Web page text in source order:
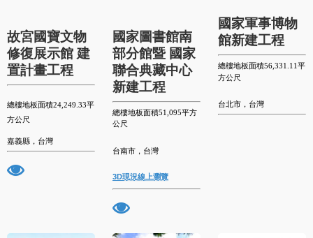
故宮國寶文物
修復展示館 建
置計畫工程
總樓地板面積24,249.33平
方公尺
嘉義縣，台灣
國家圖書館南
部分館暨 國家
聯合典藏中心
新建工程
總樓地板面積51 ,095平方
公尺
台南市，台灣
3D現況線上瀏覽
國家軍事博物
館新建工程
總樓地板面積56,331.11平
方公尺
台北市，台灣